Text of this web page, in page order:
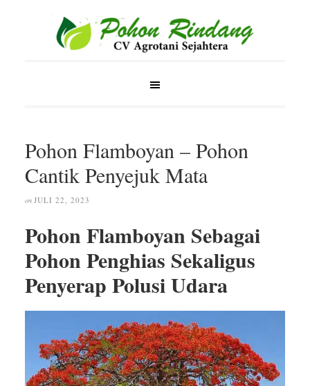
Pohon Flamboyan – Pohon
Cantik Penyejuk Mata
on JULI 22, 2023
Pohon Flamboyan Sebagai
Pohon Penghias Sekaligus
Penyerap Polusi Udara